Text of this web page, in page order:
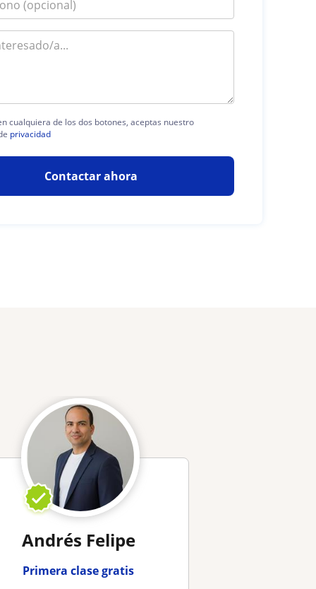
cualquiera de los dos botones, aceptas nuestro
privacidad
Contactar ahora
Andrés Felipe
Primera clase gratis